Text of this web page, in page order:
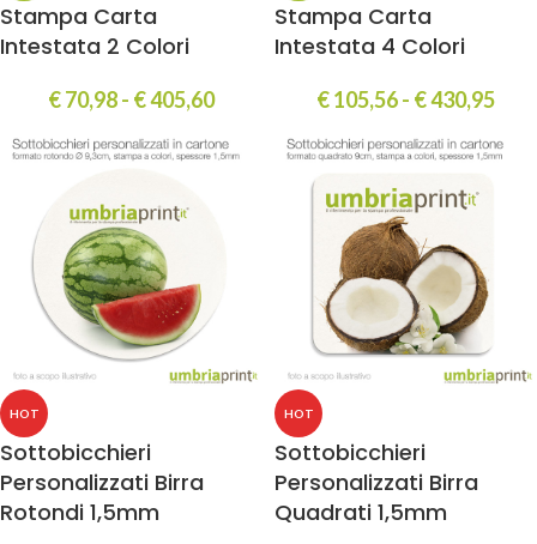
Stampa Carta
Intestata 2 Colori
€70,98- €405,60
Stampa Carta
Intestata 4 Colori
€105,56- €430,95
HOT
Sottobicchieri
Personalizzati Birra
Rotondi 1,5mm
HOT
Sottobicchieri
Personalizzati Birra
Quadrati 1,5mm